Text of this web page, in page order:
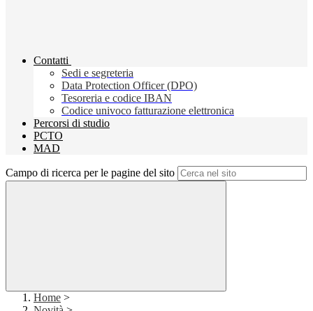
Contatti
Sedi e segreteria
Data Protection Officer (DPO)
Tesoreria e codice IBAN
Codice univoco fatturazione elettronica
Percorsi di studio
PCTO
MAD
Campo di ricerca per le pagine del sito
Home >